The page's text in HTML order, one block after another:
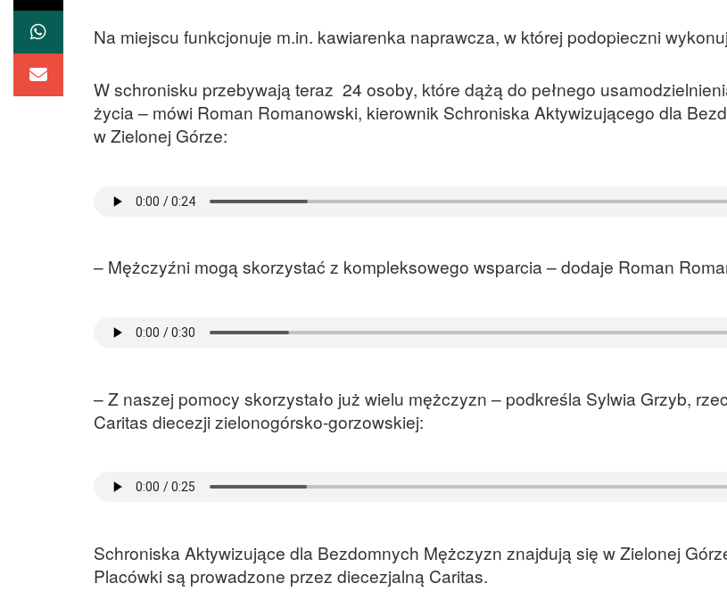
Na miejscu funkcjonuje m.in. kawiarenka naprawcza, w której podopieczni
W schronisku przebywają teraz 24 osoby, które dążą do pełnego
życia – mówi Roman Romanowski, kierownik Schroniska Aktywizującego dla
w Zielonej Górze:
– Mężczyźni mogą skorzystać z kompleksowego wsparcia – dodaje Roman
– Z naszej pomocy skorzystało już wielu mężczyzn – podkreśla Sylwia Grzyb,
Caritas diecezji zielonogórsko-gorzowskiej:
Schroniska Aktywizujące dla Bezdomnych Mężczyzn znajdują się w Zielonej
Placówki są prowadzone przez diecezjalną Caritas.